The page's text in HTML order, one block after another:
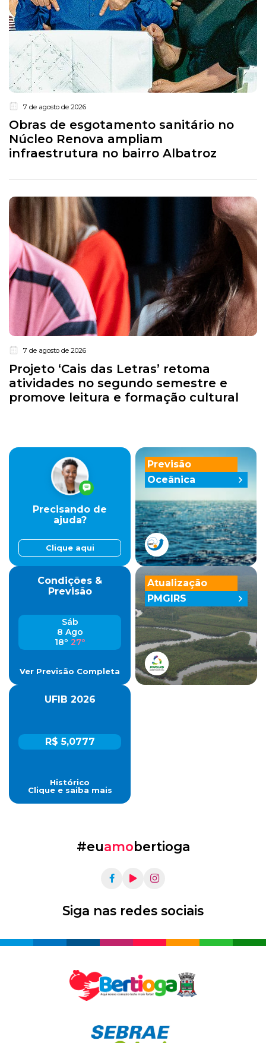
7 de agosto de 2026
Obras de esgotamento sanitário no
Núcleo Renova ampliam
infraestrutura no bairro Albatroz
7 de agosto de 2026
Projeto ‘Cais das Letras’ retoma
atividades no segundo semestre e
promove leitura e formação cultural
Previsão
Oceânica
Precisando de
ajuda?
Clique aqui
Condições &
Previsão
Sáb
8 Ago
18º 27º
Ver Previsão Completa
UFIB 2026
R$ 5,0777
Histórico
Clique e saiba mais
Atualização
PMGIRS
#euamobertioga
Siga nas redes sociais